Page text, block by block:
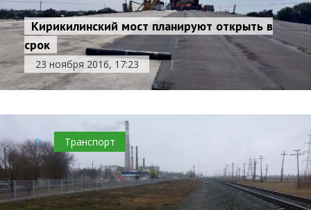
Кирикилинский мост планируют открыть в
срок
23 ноября 2016, 17:23
0 Транспорт